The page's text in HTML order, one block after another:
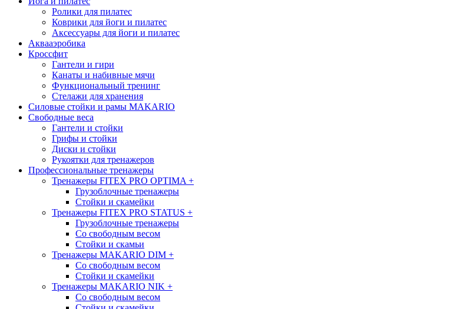
Ролики для пилатес
Коврики для йоги и пилатес
Аксессуары для йоги и пилатес
Аквааэробика
Кроссфит
Гантели и гири
Канаты и набивные мячи
Функциональный тренинг
Стелажи для хранения
Силовые стойки и рамы MAKARIO
Свободные веса
Гантели и стойки
Грифы и стойки
Диски и стойки
Рукоятки для тренажеров
Профессиональные тренажеры
Тренажеры FITEX PRO OPTIMA +
Грузоблочные тренажеры
Стойки и скамейки
Тренажеры FITEX PRO STATUS +
Грузоблочные тренажеры
Со свободным весом
Стойки и скамьи
Тренажеры MAKARIO DIM +
Со свободным весом
Стойки и скамейки
Тренажеры MAKARIO NIK +
Со свободным весом